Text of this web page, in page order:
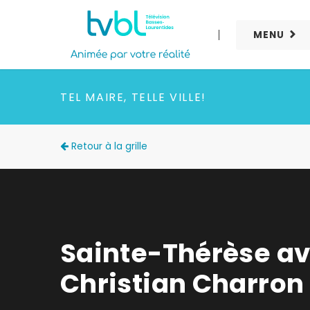
MENU
TEL MAIRE, TELLE VILLE!
Retour à la grille
Sainte-Thérèse
Christian Charron